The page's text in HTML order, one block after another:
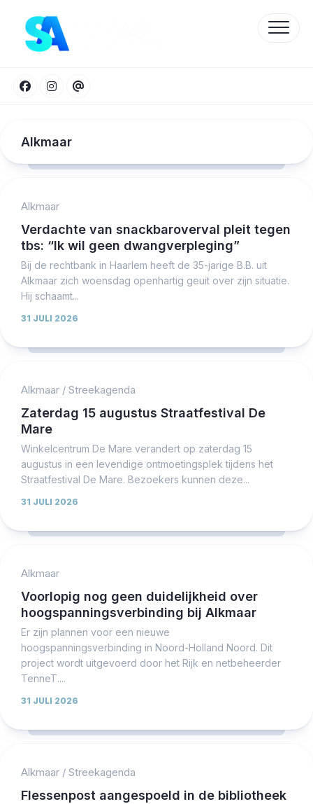
content
Alkmaar
Alkmaar
Verdachte van snackbaroverval pleit tegen
tbs: “Ik wil geen dwangverpleging”
Bij de rechtbank in Haarlem heeft de 35-jarige B.B. uit
Alkmaar zich woensdag openhartig geuit over zijn situatie.
Hij schaamt...
31 JULI 2026
Alkmaar / Streekagenda
Zaterdag 15 augustus Straatfestival De
Mare
Winkelcentrum De Mare verandert op zaterdag 15
augustus in een levendige ontmoetingsplek tijdens het
Straatfestival De Mare. Bezoekers kunnen deze...
31 JULI 2026
Alkmaar
Voorlopig nog geen duidelijkheid over
hoogspanningsverbinding bij Alkmaar
Er zijn plannen voor een nieuwe
hoogspanningsverbinding in Noord-Holland Noord. Dit
project wordt uitgevoerd door het Rijk en netbeheerder
TenneT....
31 JULI 2026
Alkmaar / Streekagenda
Flessenpost aangespoeld in de bibliotheek
Protected by WP Anti-Hacker